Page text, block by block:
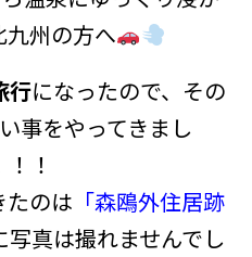
九州の方へ
行になったので、その
事をやってきまし
！
たのは 「森鴎外住居跡
写真は撮れませんでし